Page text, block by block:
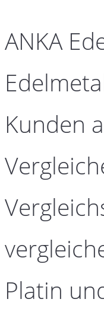
ANKA
Kunden
Platin